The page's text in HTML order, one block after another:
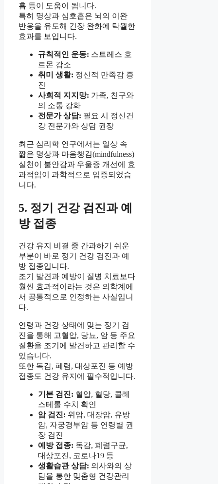
흡 등이 도움이 됩니다.
특히 명상과 심호흡은 뇌의 이완
반응을 유도해 긴장 완화에 탁월한
효과를 보입니다.
규칙적인 운동: 스트레스 호
르몬 감소
취미 생활: 정신적 만족감 증
진
사회적 지지망: 가족, 친구와
의 소통 강화
전문가 상담: 필요 시 정신건
강 전문가와 상담 권장
최근 심리학 연구에서는 일상 속
짧은 명상과 마음챙김(mindfulness)
실천이 불안감과 우울증 개선에 효
과적임이 과학적으로 입증되었습
니다.
5. 정기 건강 검진과 예
방 접종
건강 유지 비결 중 간과하기 쉬운
부분이 바로 정기 건강 검진과 예
방 접종입니다.
조기 발견과 예방이 질병 치료보다
훨씬 효과적이라는 것은 의학계에
서 공통적으로 인정하는 사실입니
다.
연령과 건강 상태에 맞는 정기 검
진을 통해 고혈압, 당뇨, 암 등 주요
질환을 조기에 발견하고 관리할 수
있습니다.
또한 독감, 폐렴, 대상포진 등 예방
접종도 건강 유지에 필수적입니다.
기본 검진: 혈압, 혈당, 콜레
스테롤 수치 확인
암 검진: 위암, 대장암, 유방
암, 자궁경부암 등 연령별 권
장 검진
예방 접종: 독감, 폐렴구균,
대상포진, 코로나19 등
생활습관 상담: 의사와의 상
담을 통한 맞춤형 건강관리